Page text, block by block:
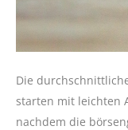
Die
starten mit leichten
nachdem die